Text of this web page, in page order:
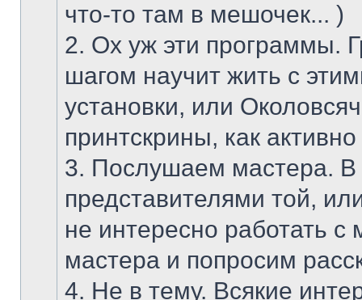
что-то там в мешочек... )
2. Ох уж эти программы.
шагом научит жить с
установки, или
принтскрины, как
3. Послушаем мастера. В
представителями той,
не интересно работать
мастера и попросим
4. Не в тему. Всякие